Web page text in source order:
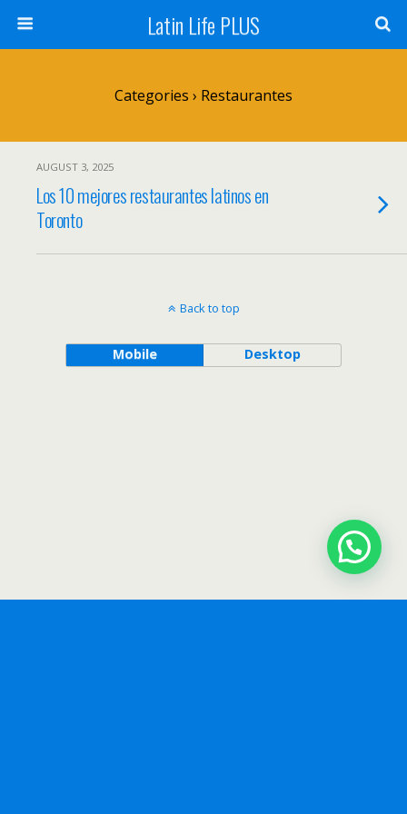
Latin Life PLUS
Categories › Restaurantes
AUGUST 3, 2025
Los 10 mejores restaurantes latinos en
Toronto
Back to top
Mobile Desktop